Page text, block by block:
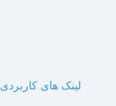
لینک های کاربردی